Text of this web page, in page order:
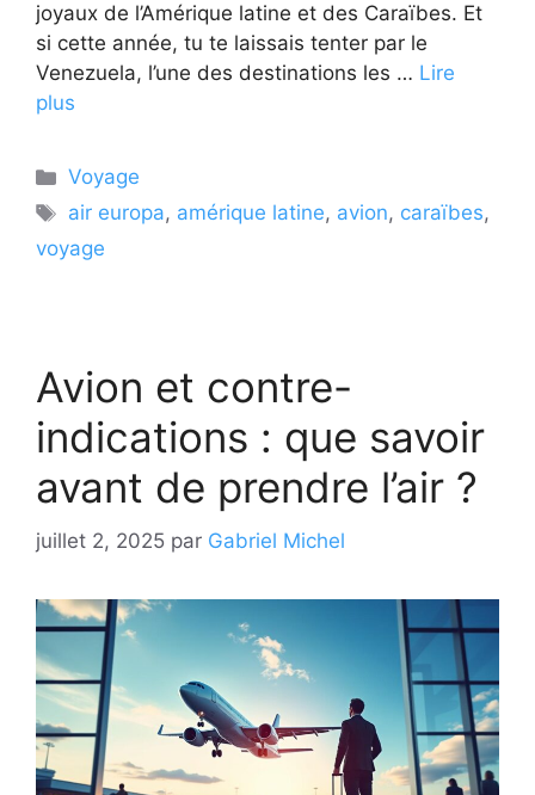
joyaux de l’Amérique latine et des Caraïbes. Et
si cette année, tu te laissais tenter par le
Venezuela, l’une des destinations les … Lire
plus
Catégories
Voyage
Étiquettes
air europa, amérique latine, avion, caraïbes,
voyage
Avion et contre-
indications : que savoir
avant de prendre l’air ?
juillet 2, 2025 par Gabriel Michel